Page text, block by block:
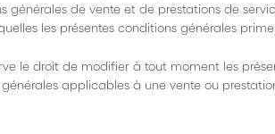
générales de vente et de prestations de
les présentes conditions générales
le droit de modifier à tout moment les
générales applicables à une vente ou